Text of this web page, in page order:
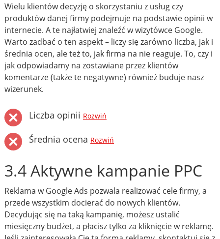
Wielu klientów decyzję o skorzystaniu z usług czy
produktów danej firmy podejmuje na podstawie opinii w
internecie. A te najłatwiej znaleźć w wizytówce Google.
Warto zadbać o ten aspekt – liczy się zarówno liczba, jak i
średnia ocen, ale też to, jak firma na nie reaguje. To, czy i
jak odpowiadamy na zostawiane przez klientów
komentarze (także te negatywne) również buduje nasz
wizerunek.
Liczba opinii Rozwiń
Średnia ocena Rozwiń
3.4 Aktywne kampanie PPC
Reklama w Google Ads pozwala realizować cele firmy, a
przede wszystkim docierać do nowych klientów.
Decydując się na taką kampanię, możesz ustalić
miesięczny budżet, a płacisz tylko za kliknięcie w reklamę.